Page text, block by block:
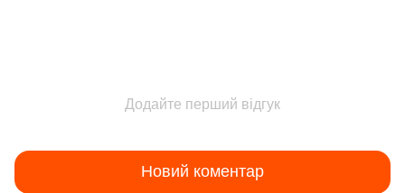
Додайте перший відгук
Новий коментар